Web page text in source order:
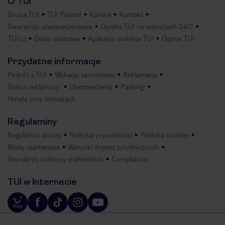
Grupa TUI TUI Poland Kariera
Kontakt
Gwarancja ubezpieczeniowa
Opieka TUI na wakacjach 24/7
TUI.cz
Dane osobowe Aplikacja mobilna TUI Opinie TUI
Przydatne informacje
Podróż z TUI Wakacje samolotem
Reklamacje
Status reklamacji
Ubezpieczenia
Parkingi
Hotele przy lotniskach
Regulaminy
Regulamin strony Polityka prywatności
Polityka cookies
Bilety czarterowe
Warunki imprez turystycznych
Standardy ochrony małoletnich
Compliance
TUI w Internecie